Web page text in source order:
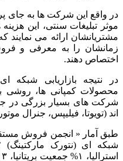
در واقع این شرکت ها به جای
موثر تبلیغات سنتی، این
مشتریانشان ارائه می نمایند
زمانشان را به معرفی و
اختصاص دهند.
در نتیجه بازاریابی شبکه
محصولات کمپانی ها، روشی
شرکت های بسیار بزرگی در
اند (تویوتا، فیلیپس، جنرال